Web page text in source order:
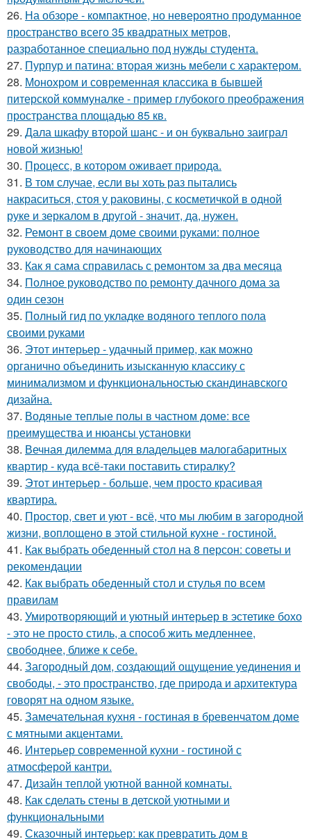
26. На обзоре - компактное, но невероятно продуманное
пространство всего 35 квадратных метров,
разработанное специально под нужды студента.
27. Пурпур и патина: вторая жизнь мебели с характером.
28. Монохром и современная классика в бывшей
питерской коммуналке - пример глубокого преображения
пространства площадью 85 кв.
29. Дала шкафу второй шанс - и он буквально заиграл
новой жизнью!
30. Процесс, в котором оживает природа.
31. В том случае, если вы хоть раз пытались
накраситься, стоя у раковины, с косметичкой в одной
руке и зеркалом в другой - значит, да, нужен.
32. Ремонт в своем доме своими руками: полное
руководство для начинающих
33. Как я сама справилась с ремонтом за два месяца
34. Полное руководство по ремонту дачного дома за
один сезон
35. Полный гид по укладке водяного теплого пола
своими руками
36. Этот интерьер - удачный пример, как можно
органично объединить изысканную классику с
минимализмом и функциональностью скандинавского
дизайна.
37. Водяные теплые полы в частном доме: все
преимущества и нюансы установки
38. Вечная дилемма для владельцев малогабаритных
квартир - куда всё-таки поставить стиралку?
39. Этот интерьер - больше, чем просто красивая
квартира.
40. Простор, свет и уют - всё, что мы любим в загородной
жизни, воплощено в этой стильной кухне - гостиной.
41. Как выбрать обеденный стол на 8 персон: советы и
рекомендации
42. Как выбрать обеденный стол и стулья по всем
правилам
43. Умиротворяющий и уютный интерьер в эстетике бохо
- это не просто стиль, а способ жить медленнее,
свободнее, ближе к себе.
44. Загородный дом, создающий ощущение уединения и
свободы, - это пространство, где природа и архитектура
говорят на одном языке.
45. Замечательная кухня - гостиная в бревенчатом доме
с мятными акцентами.
46. Интерьер современной кухни - гостиной с
атмосферой кантри.
47. Дизайн теплой уютной ванной комнаты.
48. Как сделать стены в детской уютными и
функциональными
49. Сказочный интерьер: как превратить дом в